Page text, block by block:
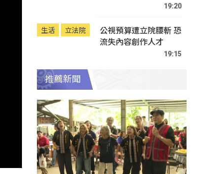
19:20
生活 立法院
公視預算遭立院腰斬 恐
流失內容創作人才
19:15
推薦新聞